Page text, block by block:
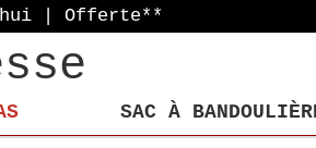
SAC À
| Offerte**